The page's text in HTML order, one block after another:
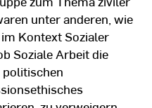
unter anderen, wie
Kontext Sozialer
Soziale Arbeit die